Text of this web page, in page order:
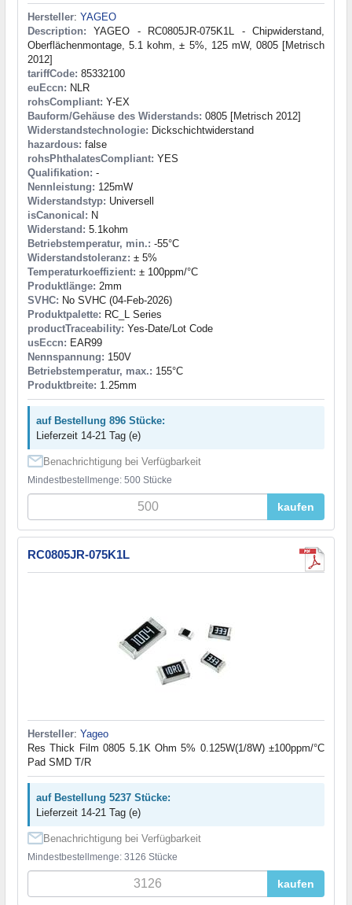
Hersteller: YAGEO
Description: YAGEO - RC0805JR-075K1L - Chipwiderstand,
Oberflächenmontage, 5.1 kohm, ± 5%, 125 mW, 0805 [Metrisch
2012]
tariffCode: 85332100
euEccn: NLR
rohsCompliant: Y-EX
Bauform/Gehäuse des Widerstands: 0805 [Metrisch 2012]
Widerstandstechnologie: Dickschichtwiderstand
hazardous: false
rohsPhthalatesCompliant: YES
Qualifikation: -
Nennleistung: 125mW
Widerstandstyp: Universell
isCanonical: N
Widerstand: 5.1kohm
Betriebstemperatur, min.: -55°C
Widerstandstoleranz: ± 5%
Temperaturkoeffizient: ± 100ppm/°C
Produktlänge: 2mm
SVHC: No SVHC (04-Feb-2026)
Produktpalette: RC_L Series
productTraceability: Yes-Date/Lot Code
usEccn: EAR99
Nennspannung: 150V
Betriebstemperatur, max.: 155°C
Produktbreite: 1.25mm
auf Bestellung 896 Stücke:
Lieferzeit 14-21 Tag (e)
Benachrichtigung bei Verfügbarkeit
Mindestbestellmenge: 500 Stücke
kaufen
RC0805JR-075K1L
Hersteller: Yageo
Res Thick Film 0805 5.1K Ohm 5% 0.125W(1/8W) ±100ppm/°C
Pad SMD T/R
auf Bestellung 5237 Stücke:
Lieferzeit 14-21 Tag (e)
Benachrichtigung bei Verfügbarkeit
Mindestbestellmenge: 3126 Stücke
kaufen